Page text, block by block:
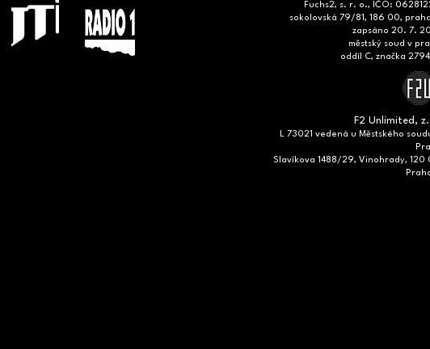
Fuchs2, s. r. o., IČO:
sokolovská 79/81, 186 00,
zapsáno 20. 7.
městský soud v
oddíl C, značka
F2 Unlimited,
L 73021 vedená u Městského
Slavíkova 1488/29, Vinohrady, 120